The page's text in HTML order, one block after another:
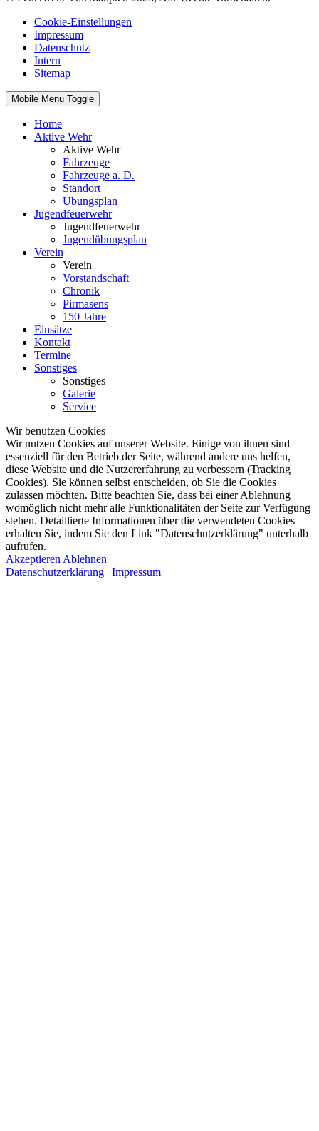
Cookie-Einstellungen
Impressum
Datenschutz
Intern
Sitemap
Mobile Menu Toggle
Home
Aktive Wehr
Aktive Wehr
Fahrzeuge
Fahrzeuge a. D.
Standort
Übungsplan
Jugendfeuerwehr
Jugendfeuerwehr
Jugendübungsplan
Verein
Verein
Vorstandschaft
Chronik
Pirmasens
150 Jahre
Einsätze
Kontakt
Termine
Sonstiges
Sonstiges
Galerie
Service
Wir benutzen Cookies
Wir nutzen Cookies auf unserer Website. Einige von ihnen sind
essenziell für den Betrieb der Seite, während andere uns helfen,
diese Website und die Nutzererfahrung zu verbessern (Tracking
Cookies). Sie können selbst entscheiden, ob Sie die Cookies
zulassen möchten. Bitte beachten Sie, dass bei einer Ablehnung
womöglich nicht mehr alle Funktionalitäten der Seite zur Verfügung
stehen. Detaillierte Informationen über die verwendeten Cookies
erhalten Sie, indem Sie den Link "Datenschutzerklärung" unterhalb
aufrufen.
Akzeptieren Ablehnen
Datenschutzerklärung | Impressum